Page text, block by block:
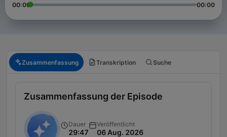
00:00 00:00
Zusammenfassung Transkription Suche
Zusammenfassung der Episode
Dauer
29:47
Veröffentlicht
06 Aug. 2026